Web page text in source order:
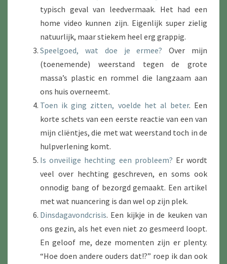
typisch geval van leedvermaak. Het had een
home video kunnen zijn. Eigenlijk super zielig
natuurlijk, maar stiekem heel erg grappig.
Speelgoed, wat doe je ermee? Over mijn
(toenemende) weerstand tegen de grote
massa’s plastic en rommel die langzaam aan
ons huis overneemt.
Toen ik ging zitten, voelde het al beter. Een
korte schets van een eerste reactie van een van
mijn cliëntjes, die met wat weerstand toch in de
hulpverlening komt.
Is onveilige hechting een probleem? Er wordt
veel over hechting geschreven, en soms ook
onnodig bang of bezorgd gemaakt. Een artikel
met wat nuancering is dan wel op zijn plek.
Dinsdagavondcrisis. Een kijkje in de keuken van
ons gezin, als het even niet zo gesmeerd loopt.
En geloof me, deze momenten zijn er plenty.
“Hoe doen andere ouders dat!?” roep ik dan ook